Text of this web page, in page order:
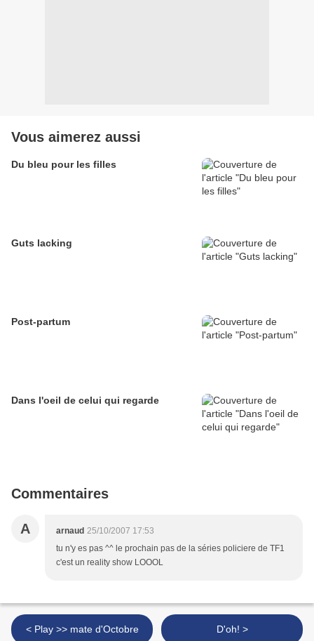
Vous aimerez aussi
Du bleu pour les filles
Guts lacking
Post-partum
Dans l'oeil de celui qui regarde
Commentaires
A arnaud 25/10/2007 17:53
tu n'y es pas ^^ le prochain pas de la séries policiere de TF1
c'est un reality show LOOOL
< Play >> mate d'Octobre D'oh! >